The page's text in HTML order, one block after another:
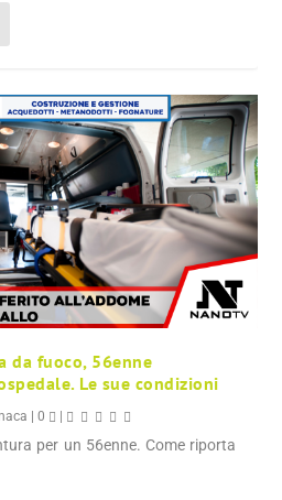
da fuoco, 56enne
Le sue condizioni
|0 |
per un 56enne. Come riporta